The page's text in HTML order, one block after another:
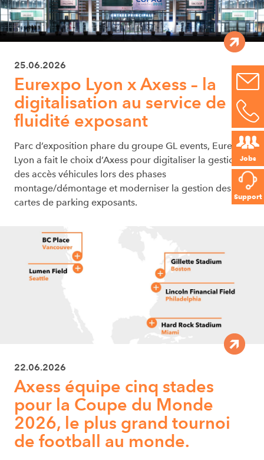
Jobs
Support
25.06.2026
Eurexpo Lyon x Axess – la
digitalisation au service de la
fluidité exposant
Parc d’exposition phare du groupe GL events, Eurexpo
Lyon a fait le choix d’Axess pour digitaliser la gestion
des accès véhicules lors des phases
montage/démontage et moderniser la gestion des
cartes de parking exposants.
22.06.2026
Axess équipe cinq stades
pour la Coupe du Monde
2026, le plus grand tournoi
de football au monde.